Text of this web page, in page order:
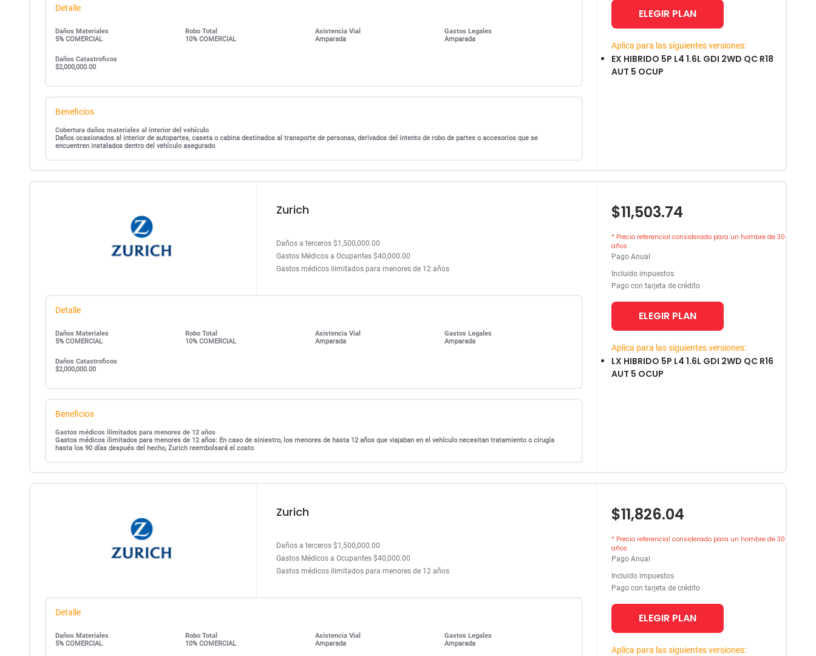
Detalle
Daños Materiales
5% COMERCIAL
Robo Total
10% COMERCIAL
Asistencia Vial
Amparada
Gastos Legales
Amparada
Daños Catastroficos
$2,000,000.00
Beneficios
Cobertura daños materiales al interior del vehículo
Daños ocasionados al interior de autopartes, caseta o cabina destinados al transporte de personas, derivados del intento de robo de partes o accesorios que se
encuentren instalados dentro del vehículo asegurado
ELEGIR PLAN
Aplica para las siguientes versiones:
EX HIBRIDO 5P L4 1.6L GDI 2WD QC R18
AUT 5 OCUP
Zurich
Daños a terceros $1,500,000.00
Gastos Médicos a Ocupantes $40,000.00
Gastos médicos ilimitados para menores de 12 años
Detalle
Daños Materiales
5% COMERCIAL
Robo Total
10% COMERCIAL
Asistencia Vial
Amparada
Gastos Legales
Amparada
Daños Catastroficos
$2,000,000.00
Beneficios
Gastos médicos ilimitados para menores de 12 años
Gastos médicos ilimitados para menores de 12 años: En caso de siniestro, los menores de hasta 12 años que viajaban en el vehículo necesitan tratamiento o cirugía
hasta los 90 días después del hecho, Zurich reembolsará el costo
$11,503.74
* Precio referencial considerado para un hombre de 30
años
Pago Anual
Incluido impuestos
Pago con tarjeta de crédito
ELEGIR PLAN
Aplica para las siguientes versiones:
LX HIBRIDO 5P L4 1.6L GDI 2WD QC R16
AUT 5 OCUP
Zurich
Daños a terceros $1,500,000.00
Gastos Médicos a Ocupantes $40,000.00
Gastos médicos ilimitados para menores de 12 años
Detalle
Daños Materiales
5% COMERCIAL
Robo Total
10% COMERCIAL
Asistencia Vial
Amparada
Gastos Legales
Amparada
$11,826.04
* Precio referencial considerado para un hombre de 30
años
Pago Anual
Incluido impuestos
Pago con tarjeta de crédito
ELEGIR PLAN
Aplica para las siguientes versiones: